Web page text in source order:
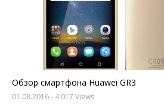
Обзор смартфона Huawei GR3
01.08.2016- 4 017 Views